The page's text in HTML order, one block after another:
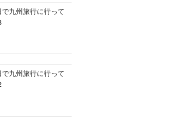
九州旅行に行って
九州旅行に行って